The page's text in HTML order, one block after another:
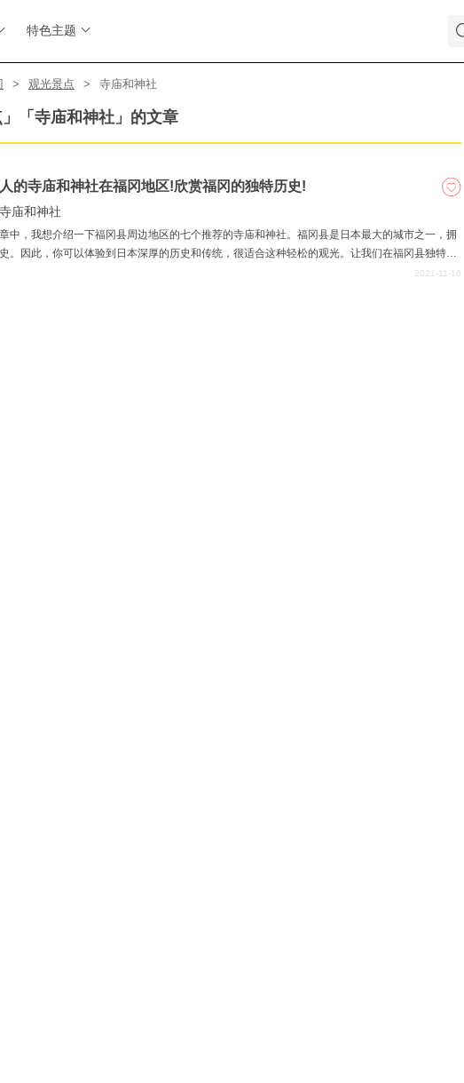
特色主题
观光景点 寺庙和神社
「寺庙和神社」的文章
的寺庙和神社在福冈地区!欣赏福冈的独特历史!
寺庙和神社
中，我想介绍一下福冈县周边地区的七个推荐的寺庙和神社。福冈县是日本最大的城市之一，拥
。因此，你可以体验到日本深厚的历史和传统，很适合这种轻松的观光。让我们在福冈县独特的
2021-11-16